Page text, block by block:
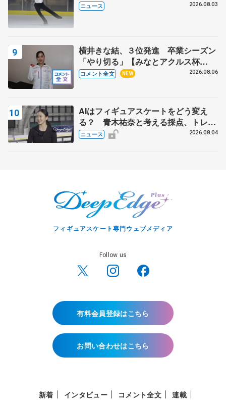
ニュース 2026.08.03
横井きな結、３位発進 卒業シーズン
「やり切る」【みなとアクルス杯
SP】
コメント全文 NEW 2026.08.06
AIはフィギュアスケートをどう変え
る？ 青木祐奈と考える採点、トレー
ニングの未来
ニュース 2026.08.04
フィギュアスケート専門ウェブメディア
Follow us
有料会員登録はこちら
お問い合わせはこちら
新着 インタビュー コメント全文 連載